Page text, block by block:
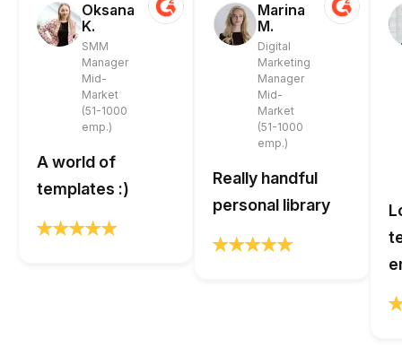
Oksana
K.
SMM
Manager
Mid-
Market
(51-1000
emp.)
A world of
templates :)
Marina
M.
Digital
Marketing
Manager
Mid-
Market
(51-1000
emp.)
Really handful
personal library